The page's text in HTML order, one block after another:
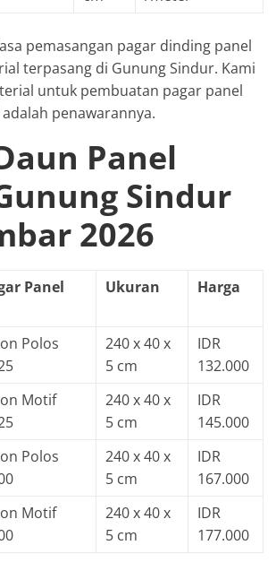
pemasangan pagar dinding panel
terpasang di Gunung Sindur. Kami
untuk pembuatan pagar panel
penawarannya.
Panel
Sindur
2026
Panel
Ukuran Harga
Polos
240 x 40 x
5 cm
IDR
132.000
Motif
240 x 40 x
5 cm
IDR
145.000
Polos
240 x 40 x
5 cm
IDR
167.000
Motif
240 x 40 x
5 cm
IDR
177.000